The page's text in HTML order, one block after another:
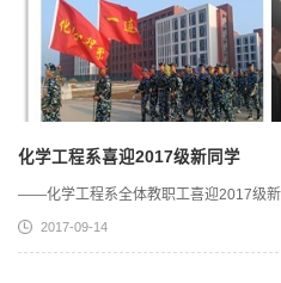
化学工程系喜迎2017级新同学
——化学工程系全体教职工喜迎2017级新
2017-09-14